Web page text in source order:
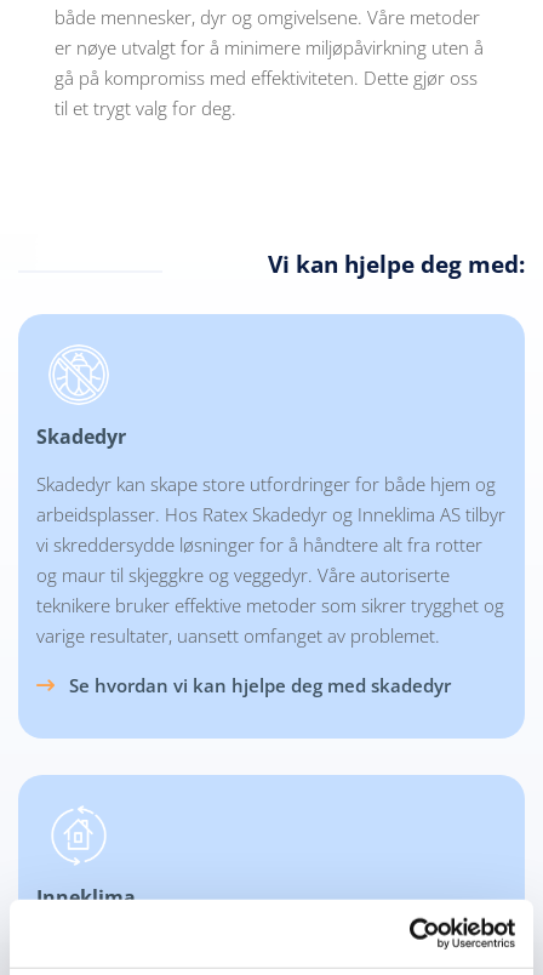
både mennesker, dyr og omgivelsene. Våre metoder
er nøye utvalgt for å minimere miljøpåvirkning uten å
gå på kompromiss med effektiviteten. Dette gjør oss
til et trygt valg for deg.
Vi kan hjelpe deg med:
Skadedyr
Skadedyr kan skape store utfordringer for både hjem og
arbeidsplasser. Hos Ratex Skadedyr og Inneklima AS tilbyr
vi skreddersydde løsninger for å håndtere alt fra rotter
og maur til skjeggkre og veggedyr. Våre autoriserte
teknikere bruker effektive metoder som sikrer trygghet og
varige resultater, uansett omfanget av problemet.
 Se hvordan vi kan hjelpe deg med skadedyr
Inneklima